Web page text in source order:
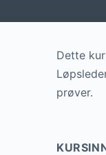
Dette
prøver.